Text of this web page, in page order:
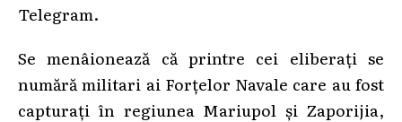
Telegram.
Se menâionează că printre cei eliberați se
numără militari ai Forțelor Navale care au fost
capturați în regiunea Mariupol și Zaporijia,